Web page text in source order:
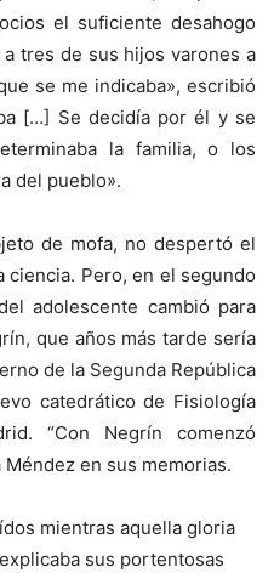
el suficiente desahogo
tres de sus hijos varones a
se me indicaba», escribió
[…] Se decidía por él y se
la familia, o los
del pueblo».
de mofa, no despertó el
Pero, en el segundo
adolescente cambió para
que años más tarde sería
de la Segunda República
catedrático de Fisiología
“Con Negrín comenzó
en sus memorias.
mientras aquella gloria
sus portentosas